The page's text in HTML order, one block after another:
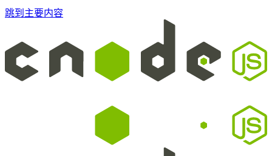
跳到主要内容